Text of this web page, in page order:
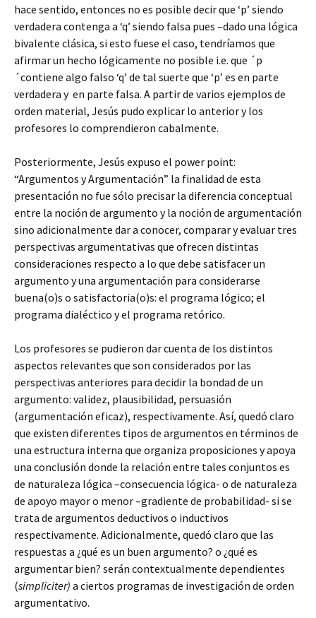
hace sentido, entonces no es posible decir que ‘p’ siendo
verdadera contenga a ‘q’ siendo falsa pues –dado una lógica
bivalente clásica, si esto fuese el caso, tendríamos que
afirmar un hecho lógicamente no posible i.e. que ´p
´contiene algo falso ‘q’ de tal suerte que ‘p’ es en parte
verdadera y en parte falsa. A partir de varios ejemplos de
orden material, Jesús pudo explicar lo anterior y los
profesores lo comprendieron cabalmente.
Posteriormente, Jesús expuso el power point:
“Argumentos y Argumentación” la finalidad de esta
presentación no fue sólo precisar la diferencia conceptual
entre la noción de argumento y la noción de argumentación
sino adicionalmente dar a conocer, comparar y evaluar tres
perspectivas argumentativas que ofrecen distintas
consideraciones respecto a lo que debe satisfacer un
argumento y una argumentación para considerarse
buena(o)s o satisfactoria(o)s: el programa lógico; el
programa dialéctico y el programa retórico.
Los profesores se pudieron dar cuenta de los distintos
aspectos relevantes que son considerados por las
perspectivas anteriores para decidir la bondad de un
argumento: validez, plausibilidad, persuasión
(argumentación eficaz), respectivamente. Así, quedó claro
que existen diferentes tipos de argumentos en términos de
una estructura interna que organiza proposiciones y apoya
una conclusión donde la relación entre tales conjuntos es
de naturaleza lógica –consecuencia lógica- o de naturaleza
de apoyo mayor o menor –gradiente de probabilidad- si se
trata de argumentos deductivos o inductivos
respectivamente. Adicionalmente, quedó claro que las
respuestas a ¿qué es un buen argumento? o ¿qué es
argumentar bien? serán contextualmente dependientes
(simpliciter) a ciertos programas de investigación de orden
argumentativo.